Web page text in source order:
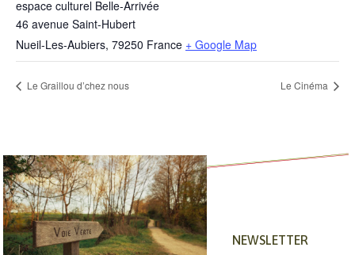
espace culturel Belle-Arrivée
46 avenue Saint-Hubert
Nueil-Les-Aubiers, 79250 France + Google Map
Le Graillou d’chez nous Le Cinéma
NEWSLETTER